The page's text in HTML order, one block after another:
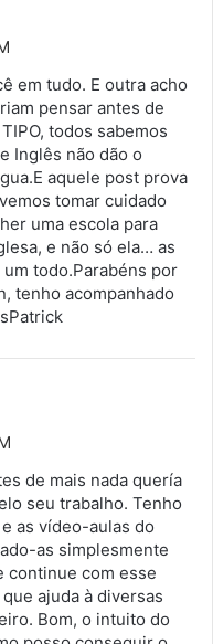
em tudo. E outra acho
pensar antes de
todos sabemos
Inglês não dão o
aquele post prova
tomar cuidado
uma escola para
e não só ela… as
todo.Parabéns por
tenho acompanhado
de mais nada quería
seu trabalho. Tenho
as vídeo-aulas do
as simplesmente
continue com esse
ajuda à diversas
Bom, o intuito do